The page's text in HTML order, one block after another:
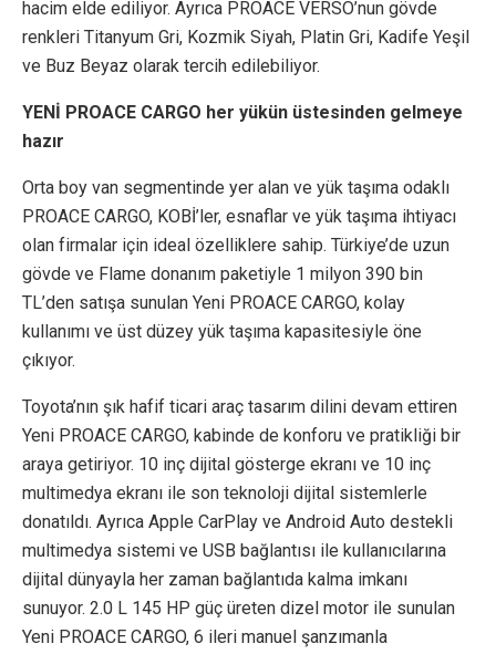
hacim elde ediliyor. Ayrıca PROACE VERSO’nun gövde
renkleri Titanyum Gri, Kozmik Siyah, Platin Gri, Kadife Yeşil
ve Buz Beyaz olarak tercih edilebiliyor.
YENİ PROACE CARGO her yükün üstesinden gelmeye
hazır
Orta boy van segmentinde yer alan ve yük taşıma odaklı
PROACE CARGO, KOBİ’ler, esnaflar ve yük taşıma ihtiyacı
olan firmalar için ideal özelliklere sahip. Türkiye’de uzun
gövde ve Flame donanım paketiyle 1 milyon 390 bin
TL’den satışa sunulan Yeni PROACE CARGO, kolay
kullanımı ve üst düzey yük taşıma kapasitesiyle öne
çıkıyor.
Toyota’nın şık hafif ticari araç tasarım dilini devam ettiren
Yeni PROACE CARGO, kabinde de konforu ve pratikliği bir
araya getiriyor. 10 inç dijital gösterge ekranı ve 10 inç
multimedya ekranı ile son teknoloji dijital sistemlerle
donatıldı. Ayrıca Apple CarPlay ve Android Auto destekli
multimedya sistemi ve USB bağlantısı ile kullanıcılarına
dijital dünyayla her zaman bağlantıda kalma imkanı
sunuyor. 2.0 L 145 HP güç üreten dizel motor ile sunulan
Yeni PROACE CARGO, 6 ileri manuel şanzımanla